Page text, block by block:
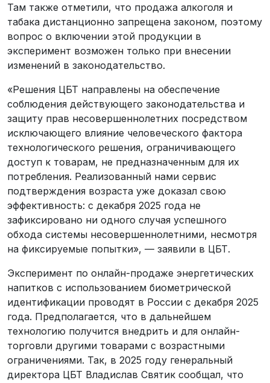
Там также отметили, что продажа алкоголя и
табака дистанционно запрещена законом, поэтому
вопрос о включении этой продукции в
эксперимент возможен только при внесении
изменений в законодательство.
«Решения ЦБТ направлены на обеспечение
соблюдения действующего законодательства и
защиту прав несовершеннолетних посредством
исключающего влияние человеческого фактора
технологического решения, ограничивающего
доступ к товарам, не предназначенным для их
потребления. Реализованный нами сервис
подтверждения возраста уже доказал свою
эффективность: с декабря 2025 года не
зафиксировано ни одного случая успешного
обхода системы несовершеннолетними, несмотря
на фиксируемые попытки», — заявили в ЦБТ.
Эксперимент по онлайн-продаже энергетических
напитков с использованием биометрической
идентификации проводят в России с декабря 2025
года. Предполагается, что в дальнейшем
технологию получится внедрить и для онлайн-
торговли другими товарами с возрастными
ограничениями. Так, в 2025 году генеральный
директора ЦБТ Владислав Святик сообщал, что